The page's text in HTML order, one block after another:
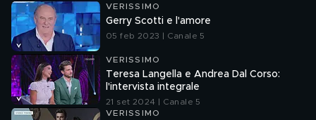
VERISSIMO
Gerry Scotti e l'amore
05 feb 2023 | Canale 5
VERISSIMO
Teresa Langella e Andrea Dal Corso:
l'intervista integrale
21 set 2024 | Canale 5
VERISSIMO